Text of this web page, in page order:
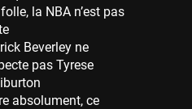
Oklahoma City
Thunder
69 sessions
Phoenix Suns
69 sessions
la NBA n’est pas
Beverley ne
pas Tyrese
absolument, ce